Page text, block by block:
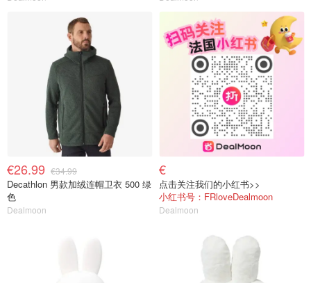
€26.99 €34.99
Decathlon 男款加绒连帽卫衣 500 绿
色
Dealmoon
€
点击关注我们的小红书>>
小红书号：FRloveDealmoon
Dealmoon